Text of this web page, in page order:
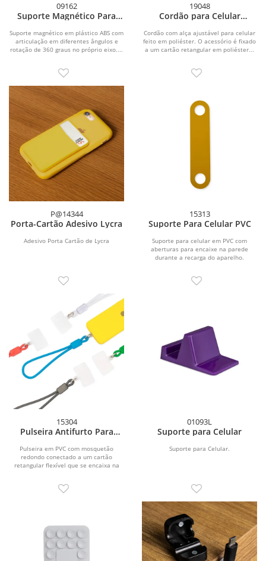
09162
Suporte Magnético Para
Suporte magnético em plástico ABS com
articulação em diferentes ângulos e
rotação de 360 graus no próprio eixo....
19048
Cordão para Celular
Cordão com alça ajustável para celular
feito em poliéster. O acessório é fixado
a um cartão retangular em poliéster...
P@14344
Porta-Cartão Adesivo Lycra
Adesivo Porta Cartão de Lycra
15313
Suporte Para Celular PVC
Suporte para celular em PVC com
aberturas para encaixe na parede
durante a recarga do aparelho.
15304
Pulseira Antifurto Para
Pulseira em PVC com mosquetão
redondo conectado a um cartão
retangular flexível que se encaixa na
01093L
Suporte para Celular
Suporte para Celular.